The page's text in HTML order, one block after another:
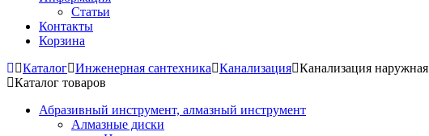
Статьи
Контакты
Корзина
Каталог Инженерная сантехника Канализация Канализация наружная
Каталог товаров
Абразивный инструмент, алмазный инструмент
Алмазные диски